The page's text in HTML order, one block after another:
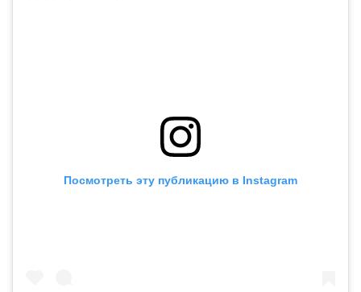
Посмотреть эту публикацию в Instagram